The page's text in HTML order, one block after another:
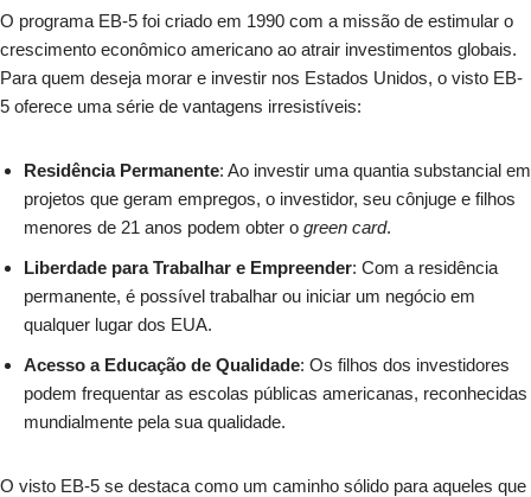
O programa EB-5 foi criado em 1990 com a missão de estimular o
crescimento econômico americano ao atrair investimentos globais.
Para quem deseja morar e investir nos Estados Unidos, o visto EB-
5 oferece uma série de vantagens irresistíveis:
Residência Permanente: Ao investir uma quantia substancial em
projetos que geram empregos, o investidor, seu cônjuge e filhos
menores de 21 anos podem obter o green card.
Liberdade para Trabalhar e Empreender: Com a residência
permanente, é possível trabalhar ou iniciar um negócio em
qualquer lugar dos EUA.
Acesso a Educação de Qualidade: Os filhos dos investidores
podem frequentar as escolas públicas americanas, reconhecidas
mundialmente pela sua qualidade.
O visto EB-5 se destaca como um caminho sólido para aqueles que